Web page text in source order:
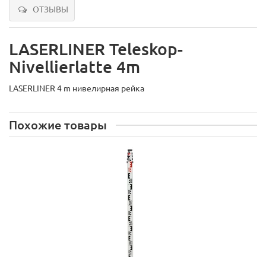
ОТЗЫВЫ
LASERLINER Teleskop-
Nivellierlatte 4m
LASERLINER 4 m нивелирная рейка
Похожие товары